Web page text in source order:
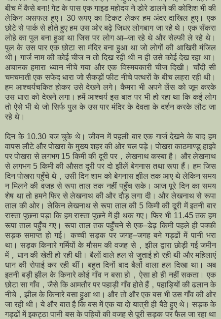
बीच में कैसे बनाǃ गेट के पास एक गाइड महोदय ने डोरे डालने की कोशिश भी की
लेकिन असफल हुए। 30 रूपए का टिकट लेकर हम अंदर दाखिल हुए। एक
छोटे से पार्क से होते हुए हम उस ओर बढ़े जिधर लोगबाग जा रहे थे। एक सँकरा
लोहे का पुल बना हुआ था जिस पर लोग आ–जा रहे थे और सेल्फी ले रहे थे।
पुल के उस पार एक छोटा सा मंदिर बना हुआ था जो लोगों की आखिरी मंजिल
थी। गार्ज नाम की कोई चीज न तो दिख रही थी न ही उसे कोई देख रहा था।
अचानक हमारा ध्यान नीचे गया और एक विस्मयकारी चीज दिखी। चाँदी सी
चमचमाती एक सफेद धारा जो सैकड़ों फीट नीचे पत्थरों के बीच लहरा रही थी।
हम आश्चर्यचकित होकर उसे देखने लगे। कैमरा भी अपने लेंस को जूम करके
उस धारा को देखने लगा। हमें आश्चर्य इस बात पर भी हो रहा था कि कई लोग
तो ऐसे भी थे जो सिर्फ पुल के उस पार मंदिर के देवता के दर्शन करके लौट जा
रहे थे।
दिन के 10.30 बज चुके थे। जीवन में पहली बार एक गार्ज देखने के बाद हम
वापस लौटे और पोखरा के मुख्य शहर की ओर चल पड़े। पोखरा काठमाण्डू हाइवे
पर पोखरा से लगभग 15 किमी की दूरी पर，लेखनाथ कस्बा है। और लेखनाथ
से लगभग 5 किमी की औसत दूरी पर दो झीलें बेगनास तथा रूपा हैं। हम जिस
दिन पोखरा पहुँचे थे，उसी दिन शाम को बेगनास झील तक आए थे लेकिन समय
न मिलने की वजह से रूपा ताल तक नहीं पहुँच सके। आज पूरे दिन का समय
शेष था तो हमने फिर से लेखनाथ की और दौड़ लगा दी। और लेखनाथ से रूपा
ताल की ओर। लेकिन लेखनाथ से रूपा ताल की 5 किमी की दूरी में इतनी बार
रास्ता पूछना पड़ा कि हम रास्ता पूछने में ही थक गए। फिर भी 11.45 तक हम
रूपा ताल पहुँच गए। रूपा ताल तक पहुँचने से एक–डेढ़ किमी पहले ही पक्की
सड़क समाप्त हो गई। कच्ची सड़क पर जगह–जगह बने गड्ढों में पानी भरा
था। सड़क किनारे गर्मियों के मौसम की वजह से，झील द्वारा छोड़ी गई जमीन
में，धान की खेती हो रही थी। बैलों वाले हल से जुताई हो रही थी और महिलाएं
धान की रोपाई कर रही थीं। बहुत दिनों बाद बैलों वाला हल दिखा था। अब
इतनी बड़ी झील के किनारे कोई गाँव न बसा हो，ऐसा हो ही नहीं सकता। एक
छोटा सा गाँव，जैसे कि आमतौर पर पहाड़ी गाँव होते हैं，पहाड़ियों की ढलान के
नीचे，झील के किनारे बसा हुआ था। और तो और एक बस भी उस गाँव की ओर
जा रही थी। ये और बात है कि बस में एक या दाे यात्री ही बैठे हुए थे। सड़क के
गड्ढों में इकट्ठा पानी बस के पहियों की वजह से पूरी सड़क पर फैल जा रहा था